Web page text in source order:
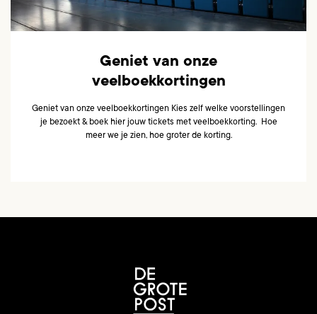
Geniet van onze
veelboekkortingen
Geniet van onze veelboekkortingen Kies zelf welke voorstellingen
je bezoekt & boek hier jouw tickets met veelboekkorting. Hoe
meer we je zien, hoe groter de korting.